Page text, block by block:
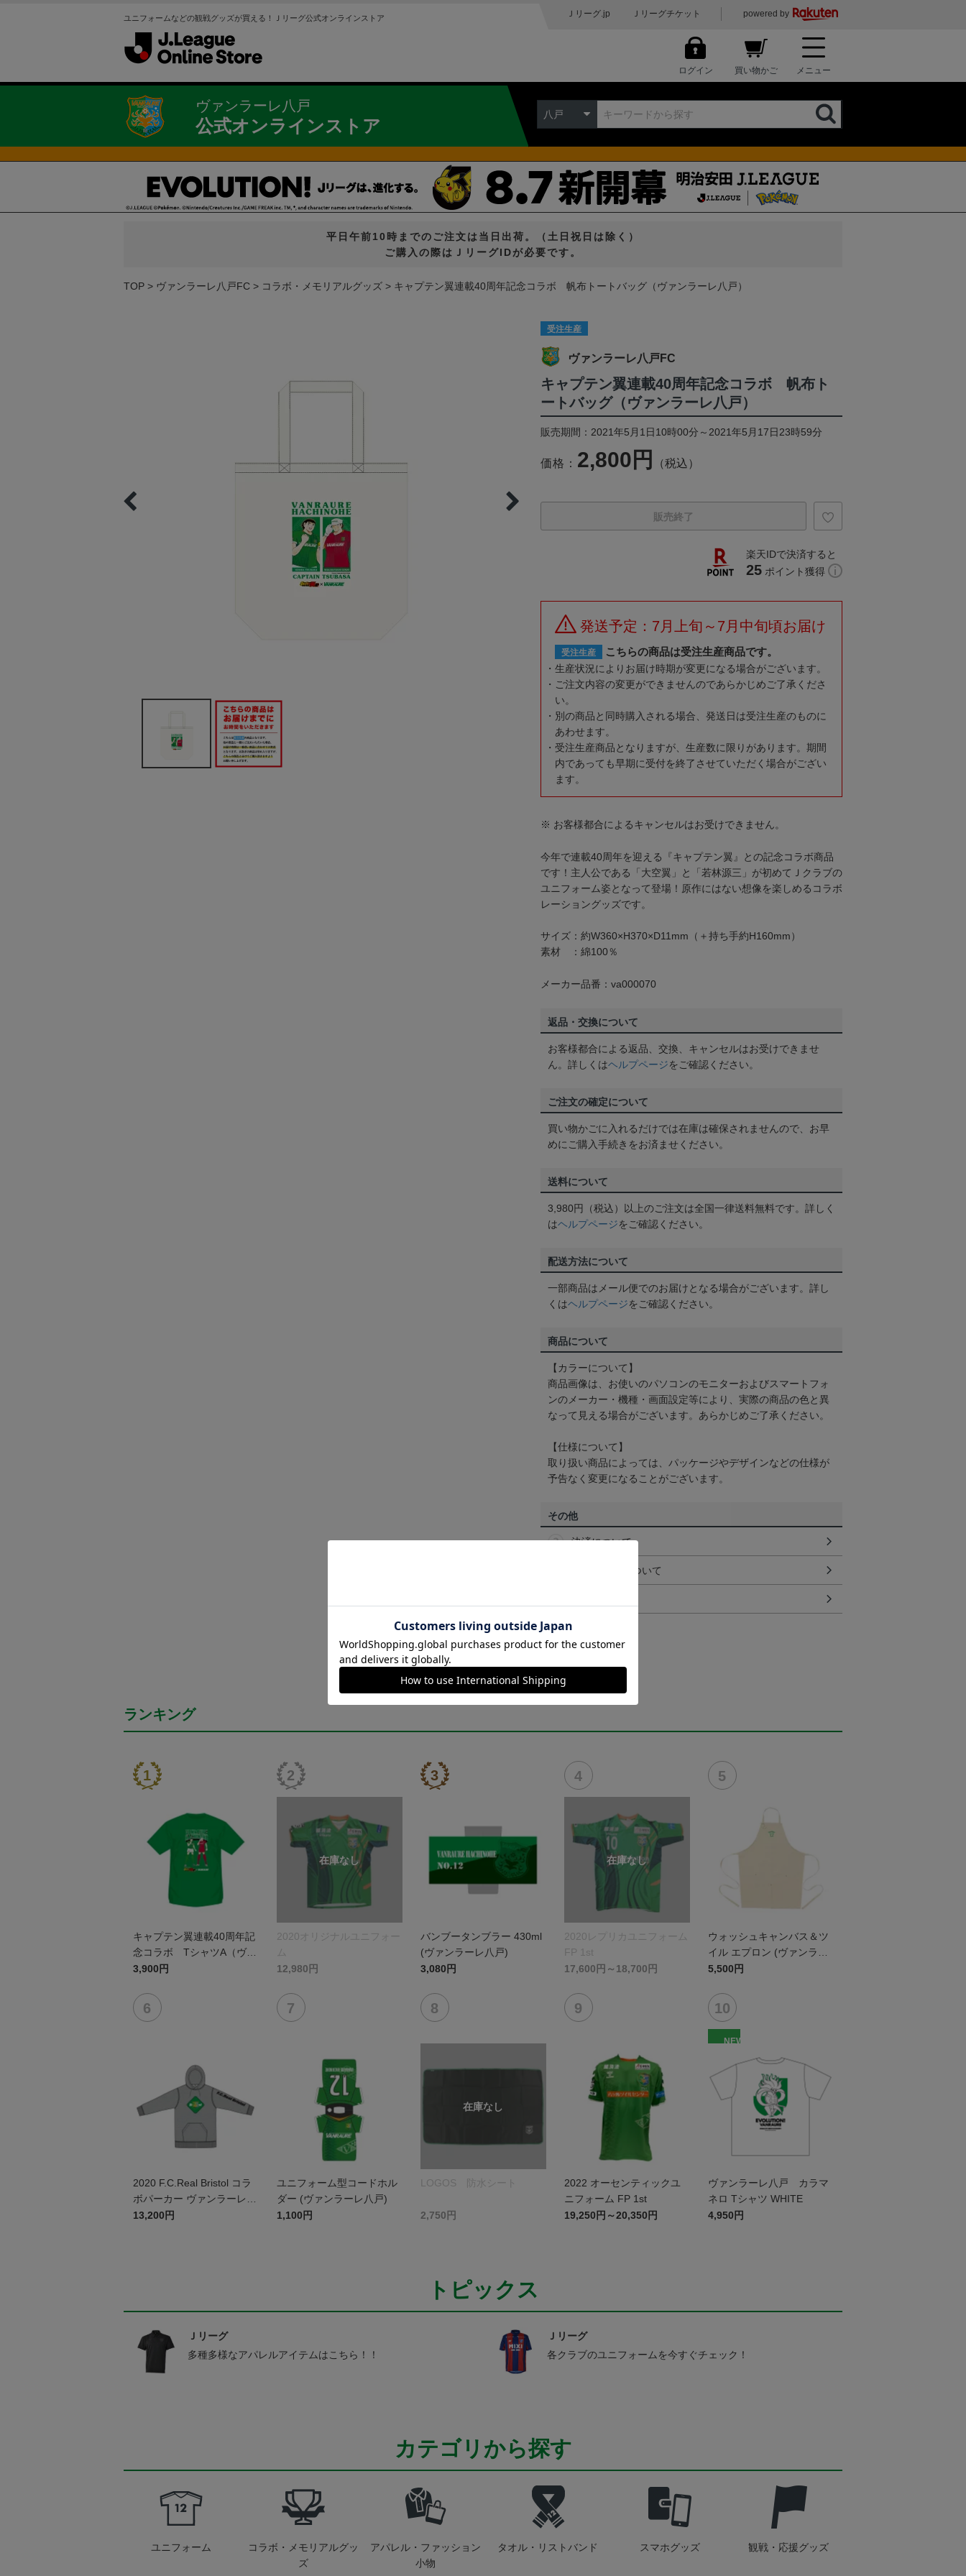
ユニフォームなどの観戦グッズが買える！Ｊリーグ公式オンラインストア Ｊリーグ.jp Ｊリーグチケット powered by
ログイン 買い物かご メニュー
ヴァンラーレ八戸
公式オンラインストア
八戸
平日午前10時までのご注文は当日出荷。（土日祝日は除く）
ご購入の際はＪリーグIDが必要です。
TOP ヴァンラーレ八戸FC コラボ・メモリアルグッズ キャプテン翼連載40周年記念コラボ 帆布トートバッグ（ヴァンラーレ八戸）
受注生産
ヴァンラーレ八戸FC
キャプテン翼連載40周年記念コラボ 帆布ト
ートバッグ（ヴァンラーレ八戸）
販売期間：2021年5月1日10時00分～2021年5月17日23時59分
価格： 2,800円 （税込）
販売終了
楽天IDで決済すると
25 ポイント獲得
発送予定：7月上旬～7月中旬頃お届け
受注生産 こちらの商品は受注生産商品です。
生産状況によりお届け時期が変更になる場合がございます。
ご注文内容の変更ができませんのであらかじめご了承くださ
い。
別の商品と同時購入される場合、発送日は受注生産のものに
あわせます。
受注生産商品となりますが、生産数に限りがあります。期間
内であっても早期に受付を終了させていただく場合がござい
ます。
※ お客様都合によるキャンセルはお受けできません。
今年で連載40周年を迎える『キャプテン翼』との記念コラボ商品
です！主人公である「大空翼」と「若林源三」が初めてＪクラブの
ユニフォーム姿となって登場！原作にはない想像を楽しめるコラボ
レーショングッズです。
サイズ：約W360×H370×D11mm（＋持ち手約H160mm）
素材 ：綿100％
メーカー品番：va000070
返品・交換について
お客様都合による返品、交換、キャンセルはお受けできませ
ん。詳しくはヘルプページをご確認ください。
ご注文の確定について
買い物かごに入れるだけでは在庫は確保されませんので、お早
めにご購入手続きをお済ませください。
送料について
3,980円（税込）以上のご注文は全国一律送料無料です。詳しく
はヘルプページをご確認ください。
配送方法について
一部商品はメール便でのお届けとなる場合がございます。詳し
くはヘルプページをご確認ください。
商品について
【カラーについて】
商品画像は、お使いのパソコンのモニターおよびスマートフォ
ンのメーカー・機種・画面設定等により、実際の商品の色と異
なって見える場合がございます。あらかじめご了承ください。
【仕様について】
取り扱い商品によっては、パッケージやデザインなどの仕様が
予告なく変更になることがございます。
その他
決済について
ギフト対応について
ランキング
キャプテン翼連載40周年記
念コラボ TシャツA（ヴァ
ンラーレ八戸）
3,900円
2020オリジナルユニフォー
ム
12,980円
バンブータンブラー 430ml
(ヴァンラーレ八戸)
3,080円
2020レプリカユニフォーム
FP 1st
17,600円～18,700円
ウォッシュキャンバス＆ツ
イル エプロン (ヴァンラー
レ八戸)
5,500円
2020 F.C.Real Bristol コラ
ボパーカー ヴァンラーレ八
戸FC
13,200円
ユニフォーム型コードホル
ダー (ヴァンラーレ八戸)
1,100円
LOGOS 防水シート
2,750円
2022 オーセンティックユ
ニフォーム FP 1st
19,250円～20,350円
NEW
ヴァンラーレ八戸 カラマ
ネロ Tシャツ WHITE
4,950円
トピックス
Ｊリーグ
多種多様なアパレルアイテムはこちら！！
Ｊリーグ
各クラブのユニフォームを今すぐチェック！
カテゴリから探す
ユニフォーム
コラボ・メモリアルグッ
ズ
アパレル・ファッション
小物
タオル・リストバンド スマホグッズ 観戦・応援グッズ